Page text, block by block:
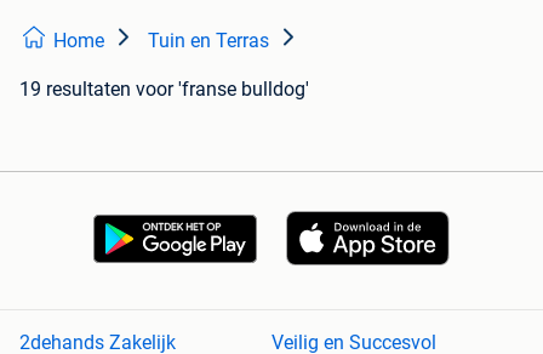
Home Tuin en Terras
19 resultaten voor 'franse bulldog'
2dehands Zakelijk Veilig en Succesvol